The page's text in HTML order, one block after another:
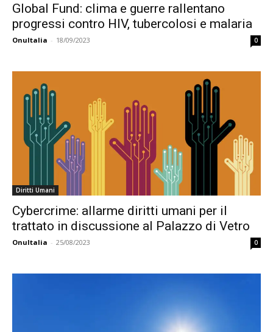
Global Fund: clima e guerre rallentano
progressi contro HIV, tubercolosi e malaria
OnuItalia - 18/09/2023 0
Diritti Umani
Cybercrime: allarme diritti umani per il
trattato in discussione al Palazzo di Vetro
OnuItalia - 25/08/2023 0